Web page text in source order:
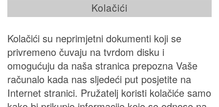
Kolačići
Kolačići su neprimjetni dokumenti koji se
privremeno čuvaju na tvrdom disku i
omogućuju da naša stranica prepozna Vaše
računalo kada nas sljedeći put posjetite na
Internet stranici. Pružatelj koristi kolačiće samo